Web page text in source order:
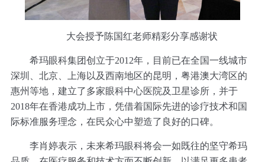
大会授予陈国红老师精彩分享感谢状
希玛眼科集团创立于2012年，目前已在全国一线城市
深圳、北京、上海以及西南地区的昆明，粤港澳大湾区的
惠州等地，建立了多家眼科中心医院及卫星诊所，并于
2018年在香港成功上市，凭借着国际先进的诊疗技术和国
际标准服务理念，在民众心中塑造了良好的口碑。
李肖婷表示，未来希玛眼科将会一如既往的坚守希玛